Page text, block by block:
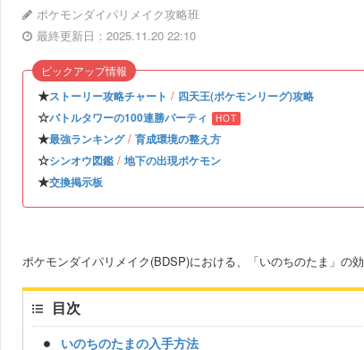
ポケモンダイパリメイク攻略班
最終更新日：2025.11.20 22:10
★ストーリー攻略チャート / 四天王(ポケモンリーグ)攻略
☆バトルタワーの100連勝パーティ HOT
★最強ランキング/ 育成環境の整え方
☆シンオウ図鑑 / 地下の出現ポケモン
★交換掲示板
ピックアップ情報
ポケモンダイパリメイク(BDSP)における、「いのちのたま」の
目次
いのちのたまの入手方法